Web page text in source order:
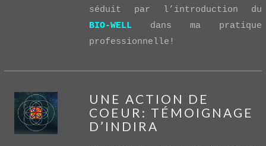
séduit par l’introduction du
BIO-WELL dans ma pratique
professionnelle!
UNE ACTION DE
COEUR: TÉMOIGNAGE
D’INDIRA